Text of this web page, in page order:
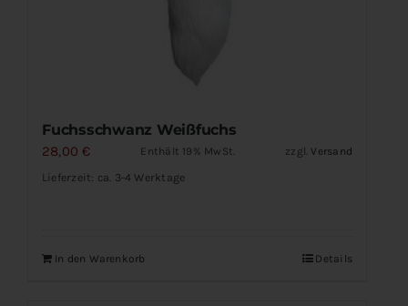
Fuchsschwanz Weißfuchs
28,00 € Enthält 19% MwSt. zzgl. Versand
Lieferzeit: ca. 3-4 Werktage
In den Warenkorb Details